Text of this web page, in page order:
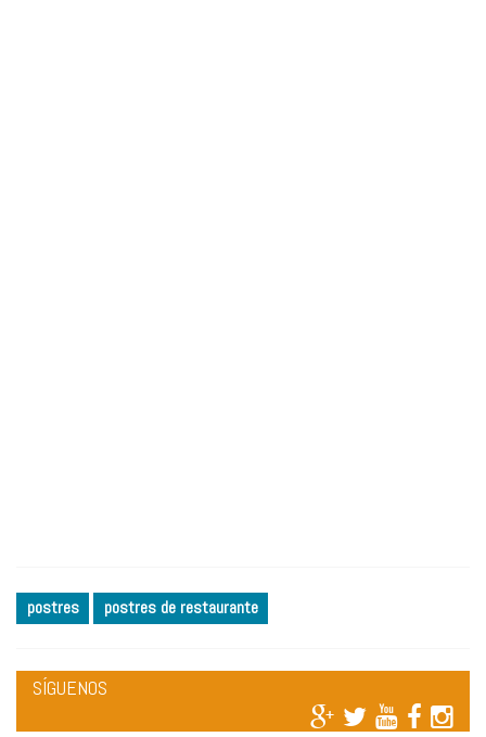
postres postres de restaurante
SÍGUENOS